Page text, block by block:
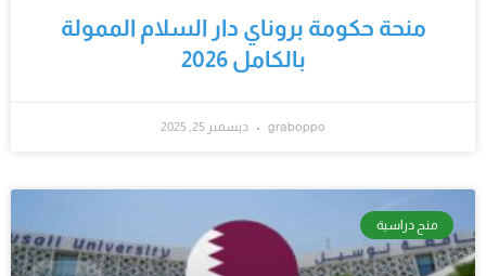
منحة حكومة بروناي دار السلام الممولة
بالكامل 2026
graboppo ديسمبر 25, 2025
منح دراسية